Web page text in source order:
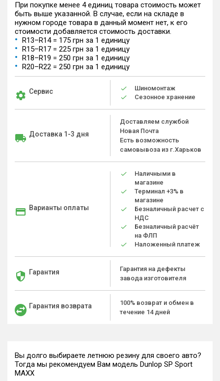
При покупке менее 4 единиц товара стоимость может
быть выше указанной. В случае, если на складе в
нужном городе товара в данный момент нет, к его
стоимости добавляется стоимость доставки.
R13–R14 = 175 грн за 1 единицу
R15–R17 = 225 грн за 1 единицу
R18–R19 = 250 грн за 1 единицу
R20–R22 = 250 грн за 1 единицу
Сервис
Шиномонтаж
Сезонное хранение
Доставка 1-3 дня
Доставляем службой
Новая Почта
Есть возможность
самовывоза из г.Харьков
Варианты оплаты
Наличными в
магазине
Терминал +3% в
магазине
Безналичный расчет с
НДС
Безналичный расчёт
на ФЛП
Наложенный платеж
Гарантия
Гарантия на дефекты
завода изготовителя
Гарантия возврата
100% возврат и обмен в
течение 14 дней
Вы долго выбираете летнюю резину для своего авто?
Тогда мы рекомендуем Вам модель Dunlop SP Sport
MAXX